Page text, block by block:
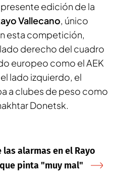
edición de la
Vallecano, único
esta competición,
derecho del cuadro
europeo como el AEK
lado izquierdo, el
a clubes de peso como
Donetsk.
alarmas en el Rayo
pinta "muy mal"